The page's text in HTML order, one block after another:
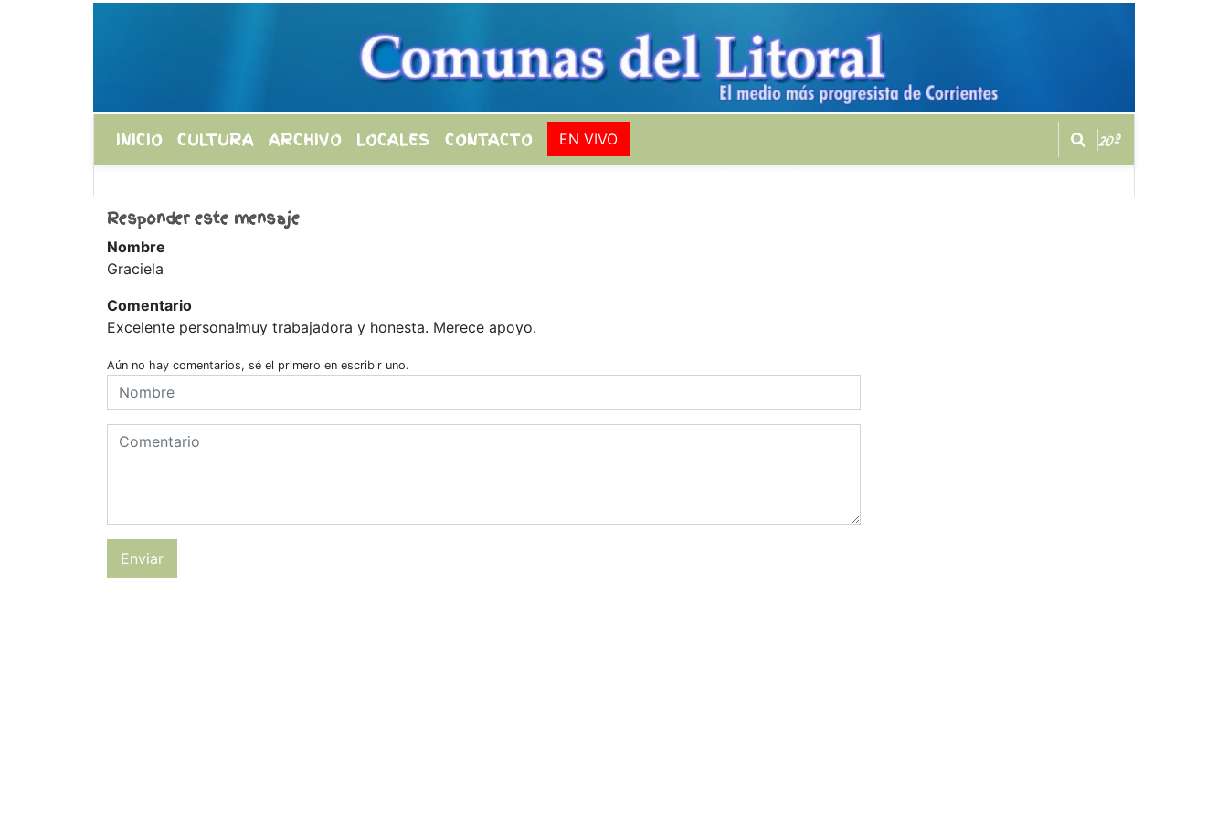
INICIO CULTURA ARCHIVO LOCALES CONTACTO EN VIVO 20º
Responder este mensaje
Nombre
Graciela
Comentario
Excelente persona!muy trabajadora y honesta. Merece apoyo.
Aún no hay comentarios, sé el primero en escribir uno.